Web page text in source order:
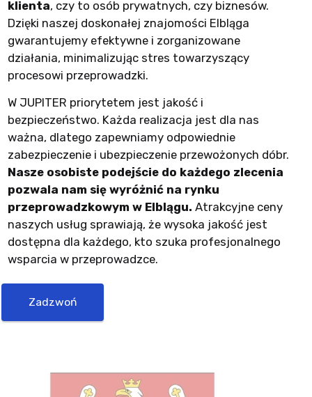
klienta, czy to osób prywatnych, czy biznesów.
Dzięki naszej doskonałej znajomości Elbląga
gwarantujemy efektywne i zorganizowane
działania, minimalizując stres towarzyszący
procesowi przeprowadzki.
W JUPITER priorytetem jest jakość i
bezpieczeństwo. Każda realizacja jest dla nas
ważna, dlatego zapewniamy odpowiednie
zabezpieczenie i ubezpieczenie przewożonych dóbr.
Nasze osobiste podejście do każdego zlecenia
pozwala nam się wyróżnić na rynku
przeprowadzkowym w Elblągu. Atrakcyjne ceny
naszych usług sprawiają, że wysoka jakość jest
dostępna dla każdego, kto szuka profesjonalnego
wsparcia w przeprowadzce.
Zadzwoń